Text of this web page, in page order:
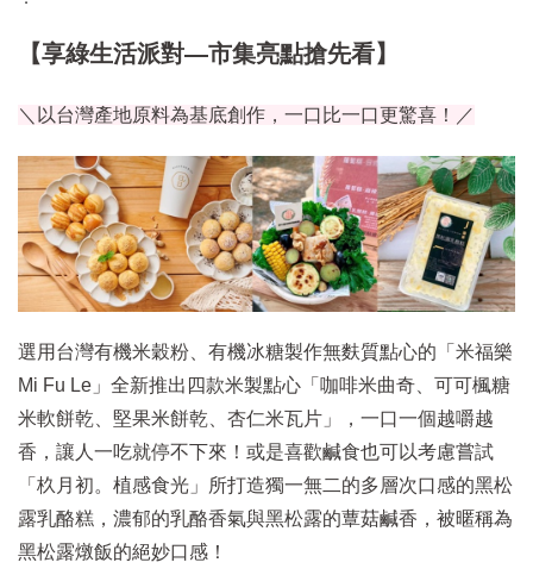
【享綠生活派對—市集亮點搶先看】
＼以台灣產地原料為基底創作，一口比一口更驚喜！／
選用台灣有機米穀粉、有機冰糖製作無麩質點心的「米福樂
Mi Fu Le」全新推出四款米製點心「咖啡米曲奇、可可楓糖
米軟餅乾、堅果米餅乾、杏仁米瓦片」，一口一個越嚼越
香，讓人一吃就停不下來！或是喜歡鹹食也可以考慮嘗試
「杦月初。植感食光」所打造獨一無二的多層次口感的黑松
露乳酪糕，濃郁的乳酪香氣與黑松露的蕈菇鹹香，被暱稱為
黑松露燉飯的絕妙口感！